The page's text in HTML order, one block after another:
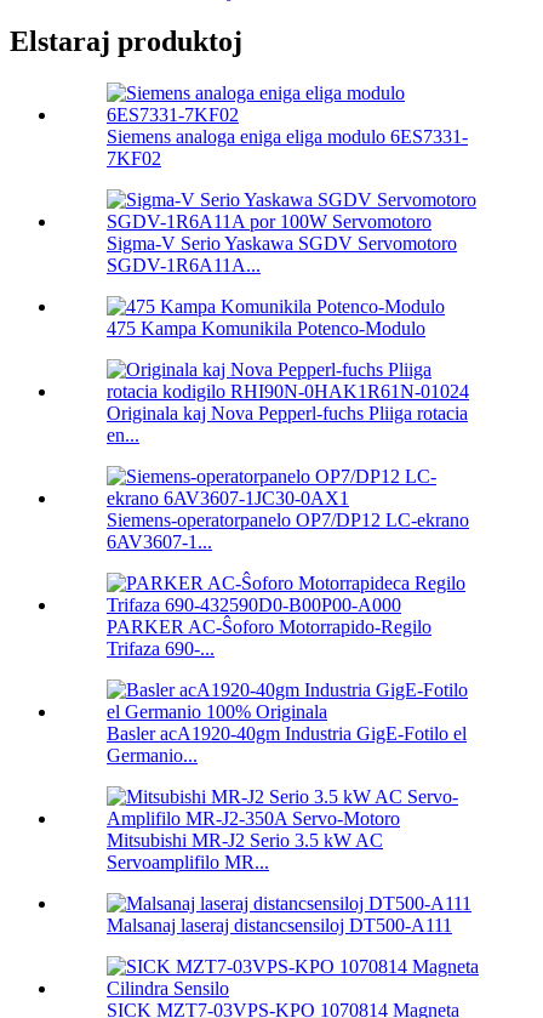
Elstaraj produktoj
Siemens analoga eniga eliga modulo 6ES7331-
7KF02
Sigma-V Serio Yaskawa SGDV Servomotoro
SGDV-1R6A11A...
475 Kampa Komunikila Potenco-Modulo
Originala kaj Nova Pepperl-fuchs Pliiga rotacia
en...
Siemens-operatorpanelo OP7/DP12 LC-ekrano
6AV3607-1...
PARKER AC-Ŝoforo Motorrapido-Regilo
Trifaza 690-...
Basler acA1920-40gm Industria GigE-Fotilo el
Germanio...
Mitsubishi MR-J2 Serio 3.5 kW AC
Servoamplifilo MR...
Malsanaj laseraj distancsensiloj DT500-A111
SICK MZT7-03VPS-KPO 1070814 Magneta